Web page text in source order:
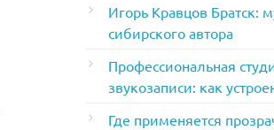
Игорь Кравцов Братск:
сибирского автора
Профессиональная
звукозаписи: как
Где применяется